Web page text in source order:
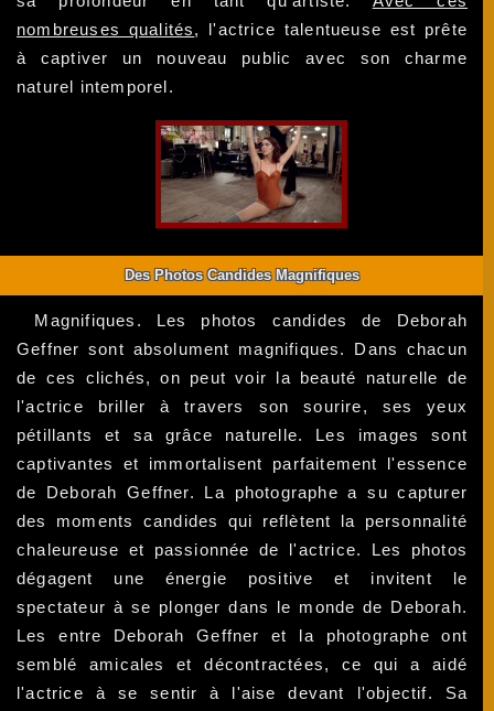
nombreuses qualités, l'actrice talentueuse est prête
à captiver un nouveau public avec son charme
naturel intemporel.
Des Photos Candides Magnifiques
Magnifiques. Les photos candides de Deborah
Geffner sont absolument magnifiques. Dans chacun
de ces clichés, on peut voir la beauté naturelle de
l'actrice briller à travers son sourire, ses yeux
pétillants et sa grâce naturelle. Les images sont
captivantes et immortalisent parfaitement l'essence
de Deborah Geffner. La photographe a su capturer
des moments candides qui reflètent la personnalité
chaleureuse et passionnée de l'actrice. Les photos
dégagent une énergie positive et invitent le
spectateur à se plonger dans le monde de Deborah.
Les entre Deborah Geffner et la photographe ont
semblé amicales et décontractées, ce qui a aidé
l'actrice à se sentir à l'aise devant l'objectif. Sa